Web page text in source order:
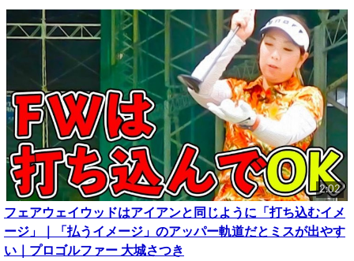
2:02
フェアウェイウッドはアイアンと同じように「打ち込むイメ
ージ」｜「払うイメージ」のアッパー軌道だとミスが出やす
い｜プロゴルファー 大城さつき